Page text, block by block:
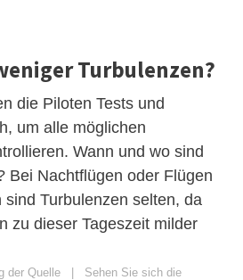
Turbulenzen?
die Piloten Tests und
um alle möglichen
Wann und wo sind
Bei Nachtflügen oder Flügen
Turbulenzen selten, da
zu dieser Tageszeit milder
der Quelle | Sehen Sie sich die